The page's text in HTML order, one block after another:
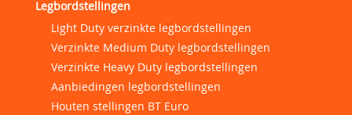
Legbordstellingen
Light Duty verzinkte legbordstellingen
Verzinkte Medium Duty legbordstellingen
Verzinkte Heavy Duty legbordstellingen
Aanbiedingen legbordstellingen
Houten stellingen BT Euro